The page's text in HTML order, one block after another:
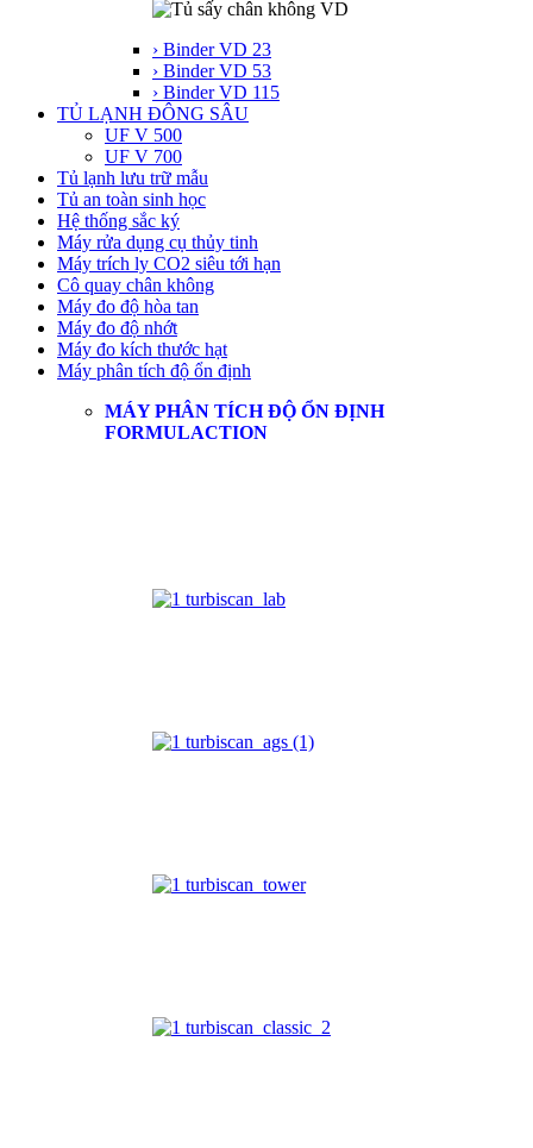
› Binder VD 23
› Binder VD 53
› Binder VD 115
TỦ LẠNH ĐÔNG SÂU
UF V 500
UF V 700
Tủ lạnh lưu trữ mẫu
Tủ an toàn sinh học
Hệ thống sắc ký
Máy rửa dụng cụ thủy tinh
Máy trích ly CO2 siêu tới hạn
Cô quay chân không
Máy đo độ hòa tan
Máy đo độ nhớt
Máy đo kích thước hạt
Máy phân tích độ ổn định
MÁY PHÂN TÍCH ĐỘ ỔN ĐỊNH
FORMULACTION